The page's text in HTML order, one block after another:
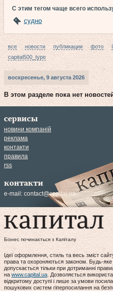
С этим тегом чаще всего
судно
все новости публикации фото
capital500_type
воскресенье, 9 августа 2026
В этом разделе пока нет
сервисы
новини компаній
реклама
контакти
правила
rss
контакти
e-mail: contact@capital.ua
Бізнес починається з Капіталу
Ідеї оформлення, стиль та весь зміст
права та охороняються законом. Будь-яке
допускається тільки при дотриманні
на www.capital.ua . Дозволяється
відкритому доступі і лише за умови
пошукових систем гіперпосилання на